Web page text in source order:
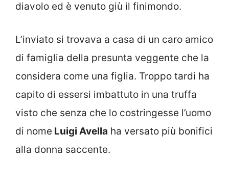
diavolo ed è venuto giù il finimondo.
L’inviato si trovava a casa di un caro amico
di famiglia della presunta veggente che la
considera come una figlia. Troppo tardi ha
capito di essersi imbattuto in una truffa
visto che senza che lo costringesse l’uomo
di nome Luigi Avella ha versato più bonifici
alla donna saccente.